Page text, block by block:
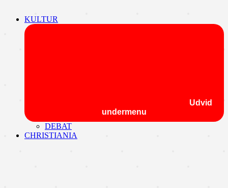
KULTUR
Udvid
undermenu
DEBAT
CHRISTIANIA